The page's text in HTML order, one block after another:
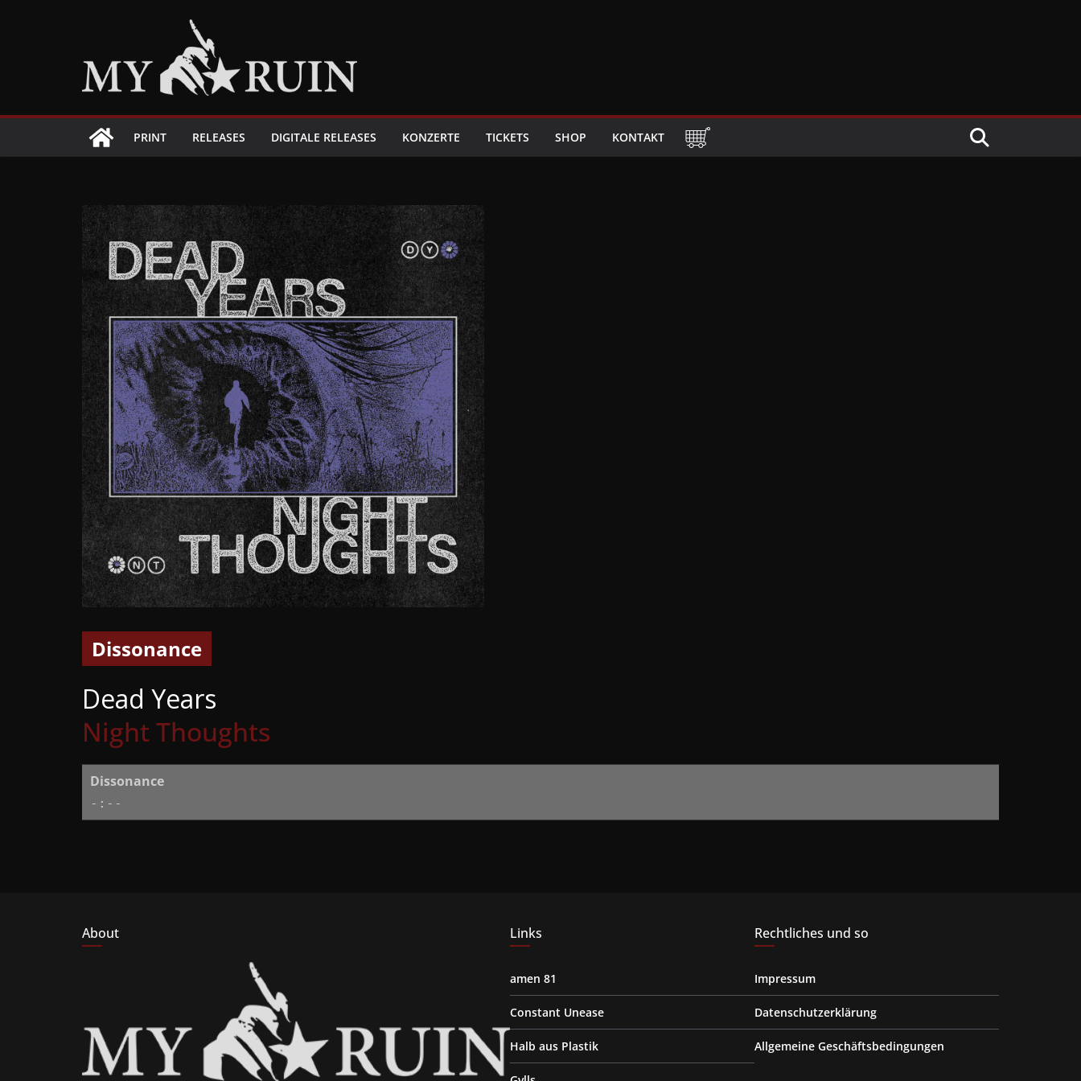
PRINT RELEASES DIGITALE RELEASES KONZERTE TICKETS SHOP KONTAKT
Dissonance
Dead Years
Night Thoughts
Dissonance
-:--
About Links
amen 81
Constant Unease
Halb aus Plastik
Rechtliches und so
Impressum
Datenschutzerklärung
Allgemeine Geschäftsbedingungen